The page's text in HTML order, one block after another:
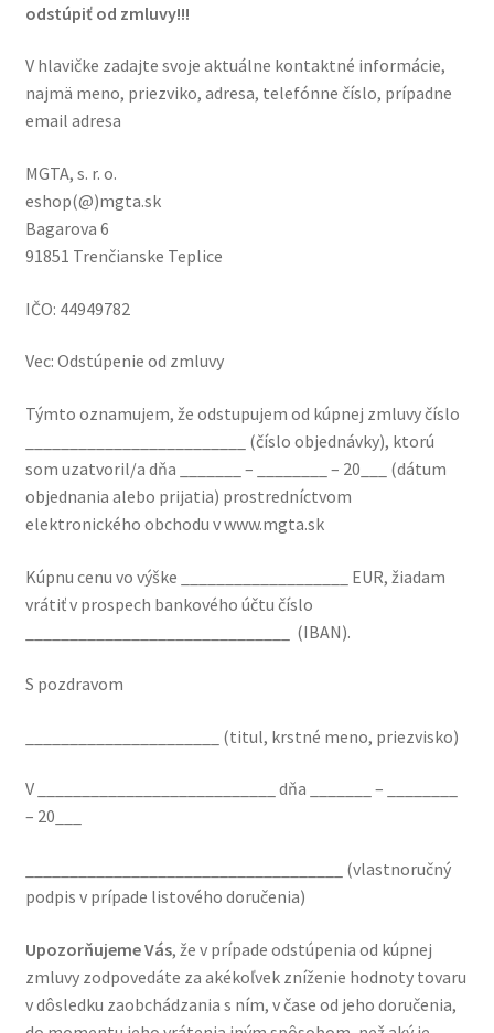
Príloha č. 2: Poučenie o uplatnení práva kupujúceho na
odstúpenie od kúpnej zmluvy
Blog
Degustácie
Kontakt
odstúpiť od zmluvy!!!
V hlavičke zadajte svoje aktuálne kontaktné informácie,
najmä meno, priezviko, adresa, telefónne číslo, prípadne
email adresa
MGTA, s. r. o.
eshop(@)mgta.sk
Bagarova 6
91851 Trenčianske Teplice
IČO: 44949782
Vec: Odstúpenie od zmluvy
Týmto oznamujem, že odstupujem od kúpnej zmluvy číslo
_________________________ (číslo objednávky), ktorú
som uzatvoril/a dňa _______ – ________ – 20___ (dátum
objednania alebo prijatia) prostredníctvom
elektronického obchodu v www.mgta.sk
Kúpnu cenu vo výške ___________________ EUR, žiadam
vrátiť v prospech bankového účtu číslo
______________________________ (IBAN).
S pozdravom
______________________ (titul, krstné meno, priezvisko)
V ___________________________ dňa _______ – ________
– 20___
____________________________________ (vlastnoručný
podpis v prípade listového doručenia)
Upozorňujeme Vás, že v prípade odstúpenia od kúpnej
zmluvy zodpovedáte za akékoľvek zníženie hodnoty tovaru
v dôsledku zaobchádzania s ním, v čase od jeho doručenia,